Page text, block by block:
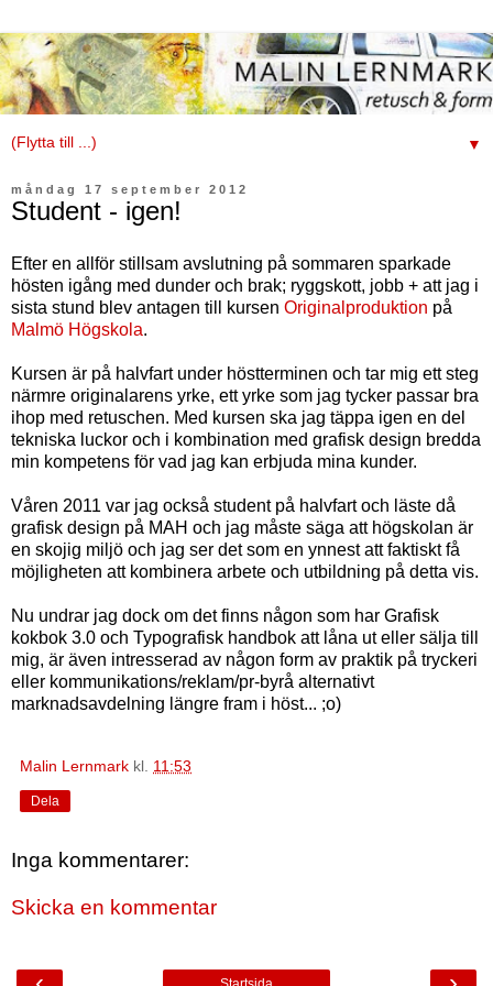
▼
måndag 17 september 2012
Student - igen!
Efter en allför stillsam avslutning på sommaren sparkade
hösten igång med dunder och brak; ryggskott, jobb + att jag i
sista stund blev antagen till kursen Originalproduktion på
Malmö Högskola.
Kursen är på halvfart under höstterminen och tar mig ett steg
närmre originalarens yrke, ett yrke som jag tycker passar bra
ihop med retuschen. Med kursen ska jag täppa igen en del
tekniska luckor och i kombination med grafisk design bredda
min kompetens för vad jag kan erbjuda mina kunder.
Våren 2011 var jag också student på halvfart och läste då
grafisk design på MAH och jag måste säga att högskolan är
en skojig miljö och jag ser det som en ynnest att faktiskt få
möjligheten att kombinera arbete och utbildning på detta vis.
Nu undrar jag dock om det finns någon som har Grafisk
kokbok 3.0 och Typografisk handbok att låna ut eller sälja till
mig, är även intresserad av någon form av praktik på tryckeri
eller kommunikations/reklam/pr-byrå alternativt
marknadsavdelning längre fram i höst... ;o)
Malin Lernmark kl. 11:53
Dela
Inga kommentarer:
Skicka en kommentar